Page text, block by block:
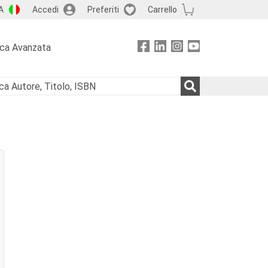
Accedi Preferiti Carrello
Avanzata